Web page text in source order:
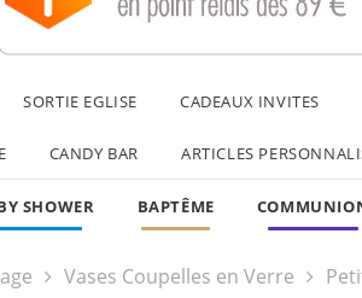
SORTIE EGLISE CADEAUX INVITES
CANDY BAR ARTICLES
SHOWER BAPTÊME
Vases Coupelles en Verre